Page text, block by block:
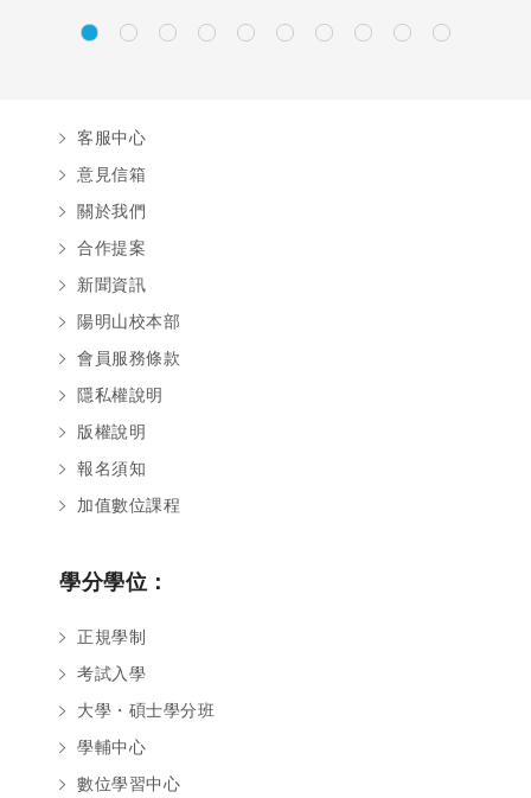
客服中心
意見信箱
關於我們
合作提案
新聞資訊
陽明山校本部
會員服務條款
隱私權說明
版權說明
報名須知
加值數位課程
學分學位：
正規學制
考試入學
大學・碩士學分班
學輔中心
數位學習中心